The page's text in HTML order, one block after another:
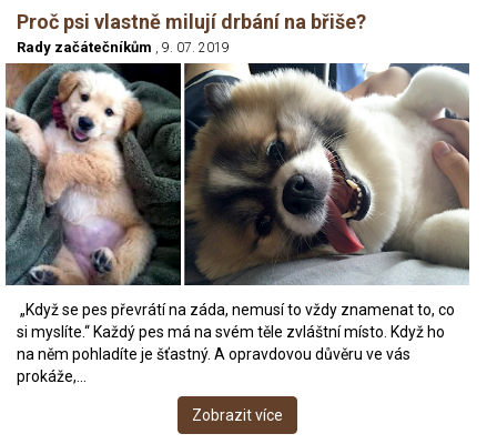
Proč psi vlastně milují drbání na břiše?
Rady začátečníkům , 9. 07. 2019
„Když se pes převrátí na záda, nemusí to vždy znamenat to, co
si myslíte.“ Každý pes má na svém těle zvláštní místo. Když ho
na něm pohladíte je šťastný. A opravdovou důvěru ve vás
prokáže,…
Zobrazit více